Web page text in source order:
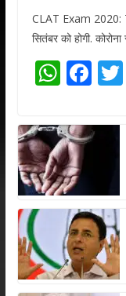
CLAT Exam 2020: 7
सितंबर को होगी.
W
at
s
A
p
p
F
e
b
o
k